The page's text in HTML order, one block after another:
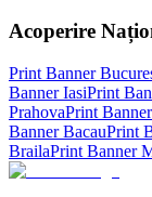
Acoperire
Print Banner
BannerIasiPrint
PrahovaPrint Banner
BannerBacauPrint
BrailaPrint Banner